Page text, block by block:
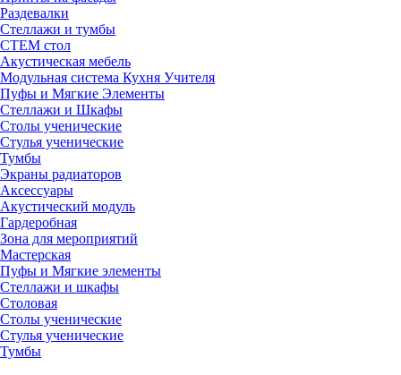
Раздевалки
Стеллажи и тумбы
СТЕМ стол
Акустическая мебель
Модульная система Кухня Учителя
Пуфы и Мягкие Элементы
Стеллажи и Шкафы
Столы ученические
Стулья ученические
Тумбы
Экраны радиаторов
Аксессуары
Акустический модуль
Гардеробная
Зона для мероприятий
Мастерская
Пуфы и Мягкие элементы
Стеллажи и шкафы
Столовая
Столы ученические
Стулья ученические
Тумбы